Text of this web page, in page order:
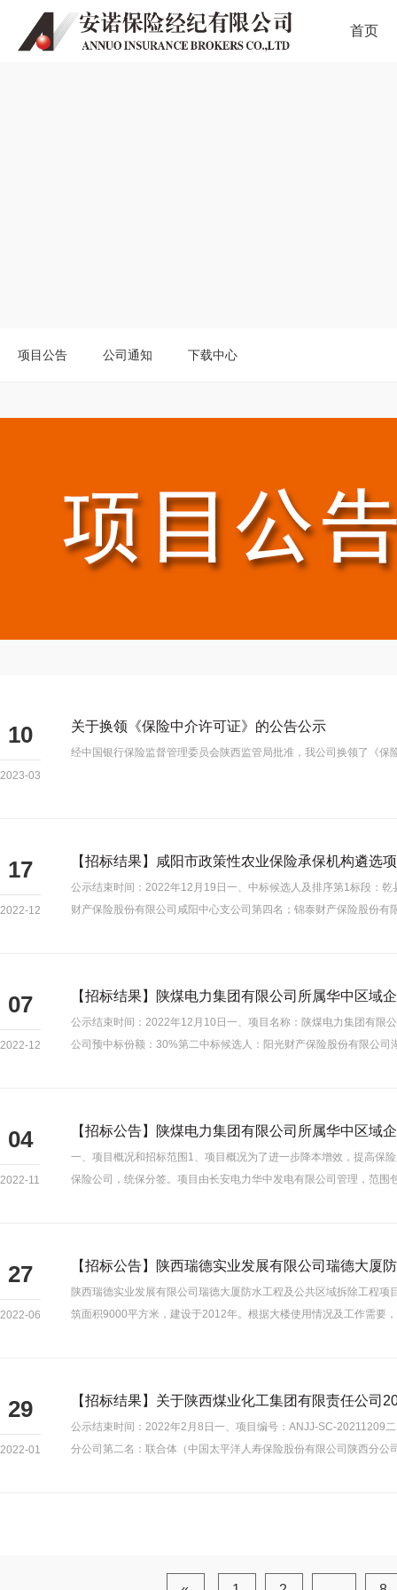
首页
项目公告 公司通知 下载中心
10
2023-03
关于换领《保险中介许可证》的公告公示
经中国银行保险监督管理委员会陕西监管局批准，我公司换领了《保
17
2022-12
【招标结果】咸阳市政策性农业保险承保机构遴
公示结束时间：2022年12月19日一、中标候选人及排序第1标段：
财产保险股份有限公司咸阳中心支公司第四名；锦泰财产保险股份
07
2022-12
【招标结果】陕煤电力集团有限公司所属华中区域
公示结束时间：2022年12月10日一、项目名称：陕煤电力集团有限
公司预中标份额：30%第二中标候选人：阳光财产保险股份有限公
04
2022-11
【招标公告】陕煤电力集团有限公司所属华中区域
一、项目概况和招标范围1、项目概况为了进一步降本增效，提高保
保险公司，统保分签。项目由长安电力华中发电有限公司管理，范
27
2022-06
【招标公告】陕西瑞德实业发展有限公司瑞德大厦
陕西瑞德实业发展有限公司瑞德大厦防水工程及公共区域拆除工程
筑面积9000平方米，建设于2012年。根据大楼使用情况及工作需要
29
2022-01
【招标结果】关于陕西煤业化工集团有限责任公司
公示结束时间：2022年2月8日一、项目编号：ANJJ-SC-20211209
分公司第二名：联合体（中国太平洋人寿保险股份有限公司陕西分